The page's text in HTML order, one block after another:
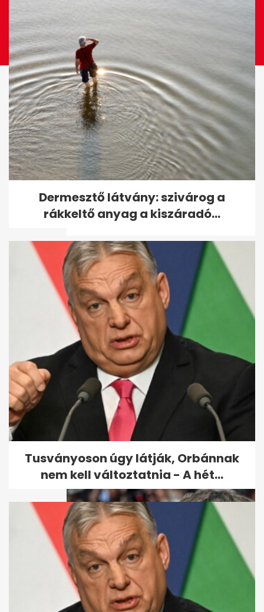
Magyar: Hamis zászlós
művelet indulhat a Tisza ellen
a választás...
Szavazólap: előrébb sorsolták
a Tiszát, a Fidesz nem örülhet
a...
Dermesztő látvány: szivárog a
rákkeltő anyag a kiszáradó...
Tusványoson úgy látják, Orbánnak
nem kell változtatnia - A hét...